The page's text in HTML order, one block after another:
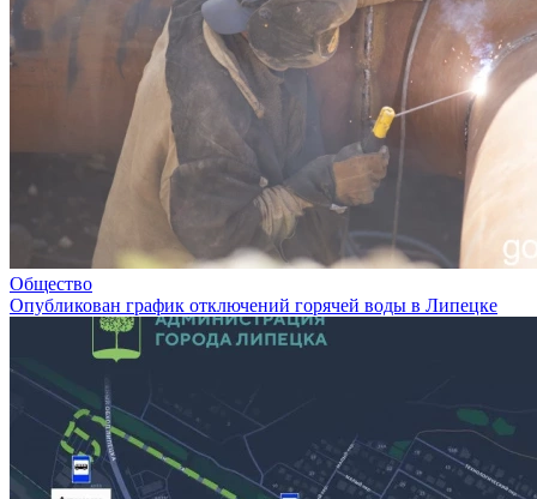
Общество
Опубликован график отключений горячей воды в Липецке